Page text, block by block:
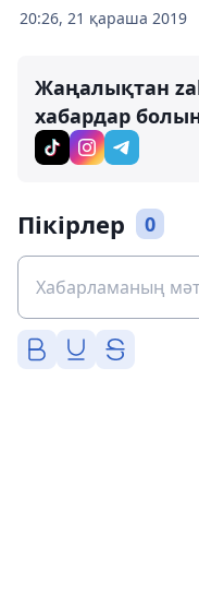
20:26, 21 қараша 2019
Жаңалықтан
хабардар
Пікірлер 0